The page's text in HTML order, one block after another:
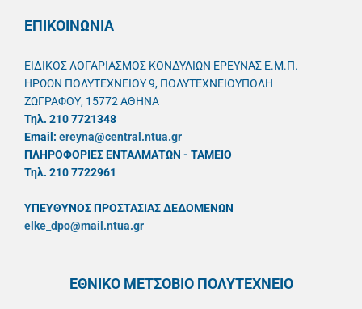
ΕΠΙΚΟΙΝΩΝΙΑ
ΕΙΔΙΚΟΣ ΛΟΓΑΡΙΑΣΜΟΣ ΚΟΝΔΥΛΙΩΝ ΕΡΕΥΝΑΣ Ε.Μ.Π.
ΗΡΩΩΝ ΠΟΛΥΤΕΧΝΕΙΟΥ 9, ΠΟΛΥΤΕΧΝΕΙΟΥΠΟΛΗ
ΖΩΓΡΑΦΟΥ, 15772 ΑΘΗΝΑ
Τηλ. 210 7721348
Email: ereyna@central.ntua.gr
ΠΛΗΡΟΦΟΡΙΕΣ ΕΝΤΑΛΜΑΤΩΝ - ΤΑΜΕΙΟ
Τηλ. 210 7722961
ΥΠΕΥΘYΝΟΣ ΠΡΟΣΤΑΣΙΑΣ ΔΕΔΟΜΕΝΩΝ
elke_dpo@mail.ntua.gr
ΕΘΝΙΚΟ ΜΕΤΣΟΒΙΟ ΠΟΛΥΤΕΧΝΕΙΟ